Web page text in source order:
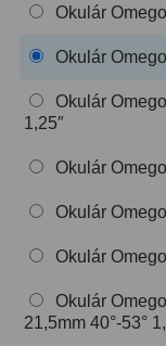
Širokopásmové13
OIII9
Hβ6
Barlow čočky65
Okulár
Okulár
Okulár
1,25″
Okulár
Okulár
Okulár
Okulár
21,5mm 40°-53°